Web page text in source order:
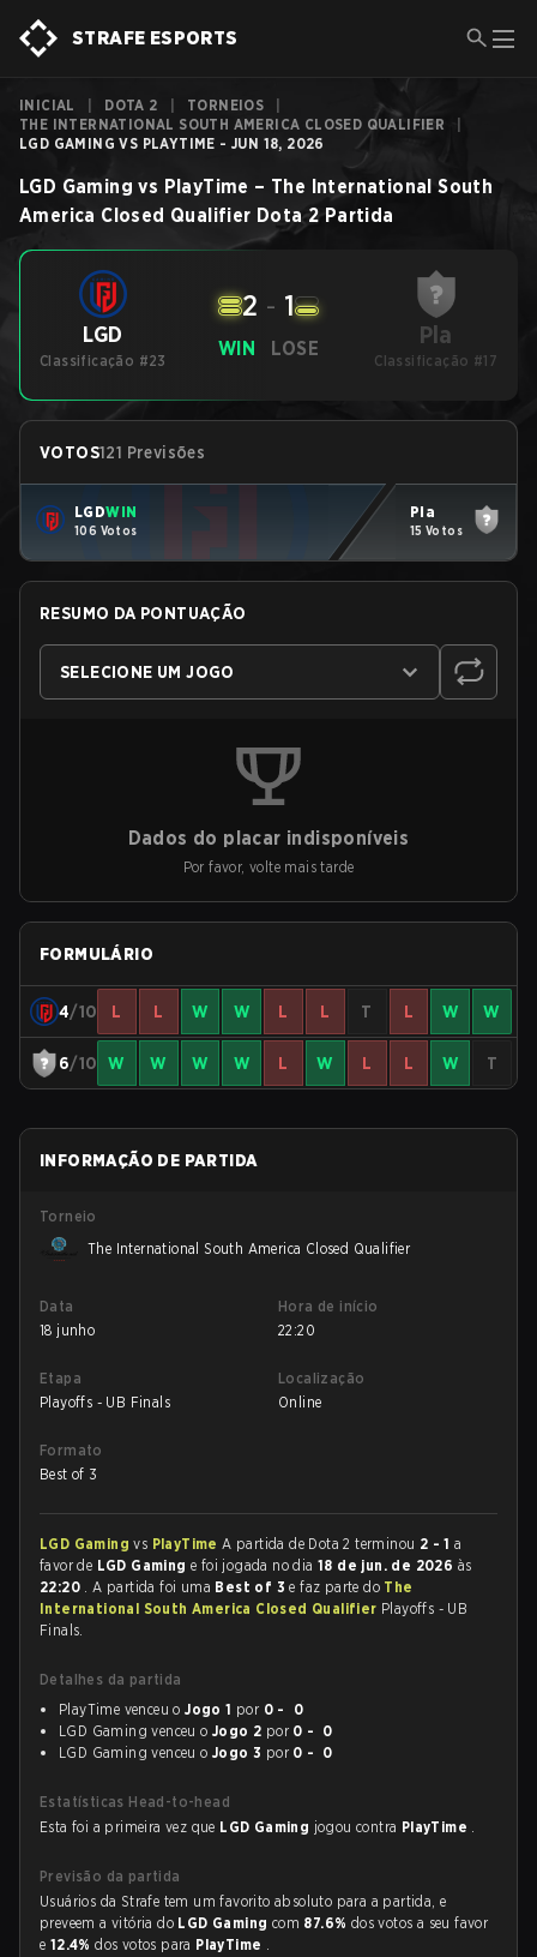
STRAFE ESPORTS
INICIAL DOTA 2 TORNEIOS
THE INTERNATIONAL SOUTH AMERICA CLOSED QUALIFIER
LGD GAMING VS PLAYTIME - JUN 18, 2026
LGD Gaming vs PlayTime – The International South
America Closed Qualifier Dota 2 Partida
LGD
Classificação #23
WIN
2 - 1
LOSE Pla
Classificação #17
VOTOS121 Previsões
LGDWIN
106 Votos
Pla
15 Votos
RESUMO DA PONTUAÇÃO
SELECIONE UM JOGO
Dados do placar indisponíveis
Por favor, volte mais tarde
FORMULÁRIO
4/10 L L W W L L T L W W
6/10 W W W W L W L L W T
INFORMAÇÃO DE PARTIDA
Torneio
The International South America Closed Qualifier
Data
18 junho
Hora de início
22:20
Etapa
Playoffs - UB Finals
Localização
Online
Formato
Best of 3
LGD Gamingvs PlayTimeA partida de Dota 2 terminou 2 - 1 a
favor de LGD Gaminge foi jogada no dia18 de jun. de 2026 às
22:20 . A partida foi uma Best of 3e faz parte do The
International South America Closed Qualifier Playoffs - UB
Finals.
Detalhes da partida
PlayTime venceu oJogo 1 por 0 - 0
LGD Gaming venceu o Jogo 2 por 0 - 0
LGD Gaming venceu o Jogo 3 por 0 - 0
Estatísticas Head-to-head
Esta foi a primeira vez que LGD Gaming jogou contra PlayTime .
Previsão da partida
Usuários da Strafe tem um favorito absoluto para a partida, e
preveem a vitória do LGD Gaming com 87.6% dos votos a seu favor
e 12.4%dos votos para PlayTime .